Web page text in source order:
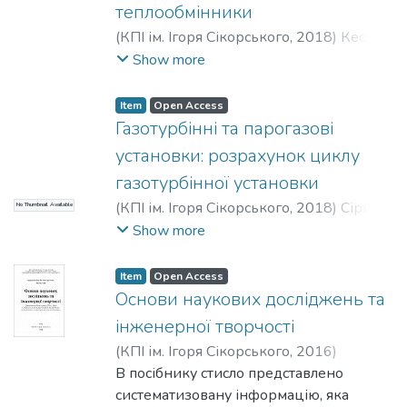
енергетичного обладнання та типових
приладів для діагностування.
Видання може бути корисним для
наукових та інженерно-технічних
працівників, які займаються
експлуатацією, ремонтом,
діагностуванням та проектуванням
обладнання електричних станцій.
теплообмінники
(КПІ ім. Ігоря Сікорського, 2018) Кесова,
Любов Олександрівна
Show more
No Thumbnail Available
Item Open Access
Газотурбінні та парогазові
установки: розрахунок циклу
газотурбінної установки
(КПІ ім. Ігоря Сікорського, 2018) Сірий,
Олександр Анатолійович
Олександрівна;Мороз, Олег Сергійович
Show more
Item Open Access
Основи наукових досліджень та
інженерної творчості
(КПІ ім. Ігоря Сікорського, 2016)
Черноусенко, Ольга Юріївна;Чепелюк,
Олена Олександрівна;Риндюк, Дмитро
В посібнику стисло представлено
систематизовану інформацію, яка